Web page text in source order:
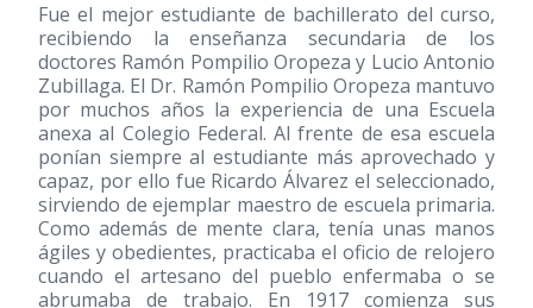
Fue el mejor estudiante de bachillerato del curso,
recibiendo la enseñanza secundaria de los
doctores Ramón Pompilio Oropeza y Lucio Antonio
Zubillaga. El Dr. Ramón Pompilio Oropeza mantuvo
por muchos años la experiencia de una Escuela
anexa al Colegio Federal. Al frente de esa escuela
ponían siempre al estudiante más aprovechado y
capaz, por ello fue Ricardo Álvarez el seleccionado,
sirviendo de ejemplar maestro de escuela primaria.
Como además de mente clara, tenía unas manos
ágiles y obedientes, practicaba el oficio de relojero
cuando el artesano del pueblo enfermaba o se
abrumaba de trabajo. En 1917 comienza sus